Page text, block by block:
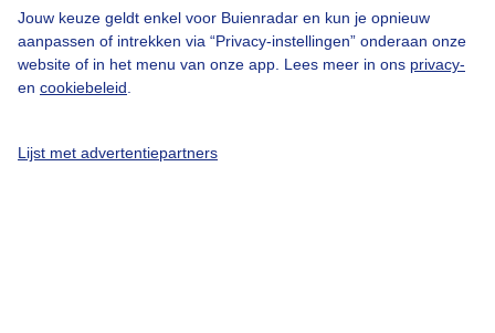
Jouw keuze geldt enkel voor Buienradar en kun je opnieuw
aanpassen of intrekken via “Privacy-instellingen” onderaan onze
website of in het menu van onze app. Lees meer in ons privacy-
en cookiebeleid
Lijst met advertentiepartners
schaatskoorts toe. Maar dat het kwik onder het vriespunt daalt,
Waarom duurt het de ene keer langer dan de andere keer voordat
het ijs dik genoeg is? Onze meteoroloog Maurice legt uit.